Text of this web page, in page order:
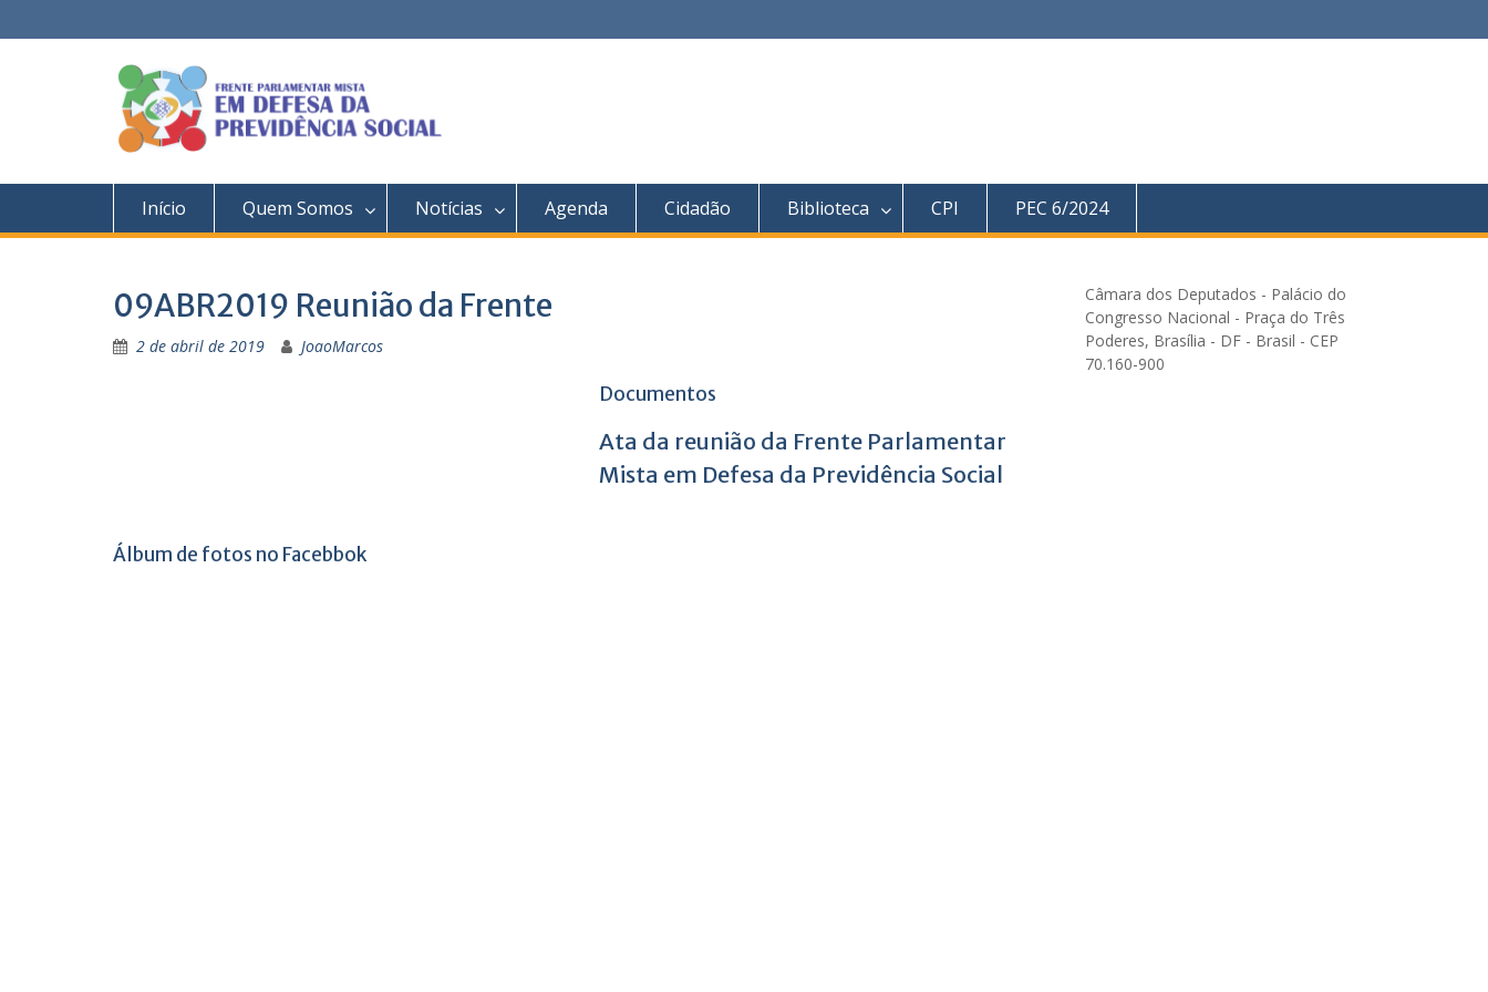
to
Início Quem Somos Notícias Agenda Cidadão Biblioteca CPI PEC 6/2024
09ABR2019 Reunião da Frente
2 de abril de 2019 JoaoMarcos
Documentos
Ata da reunião da Frente Parlamentar
Mista em Defesa da Previdência Social
Álbum de fotos no Facebbok
Câmara dos Deputados - Palácio do
Congresso Nacional - Praça do Três
Poderes, Brasília - DF - Brasil - CEP
70.160-900